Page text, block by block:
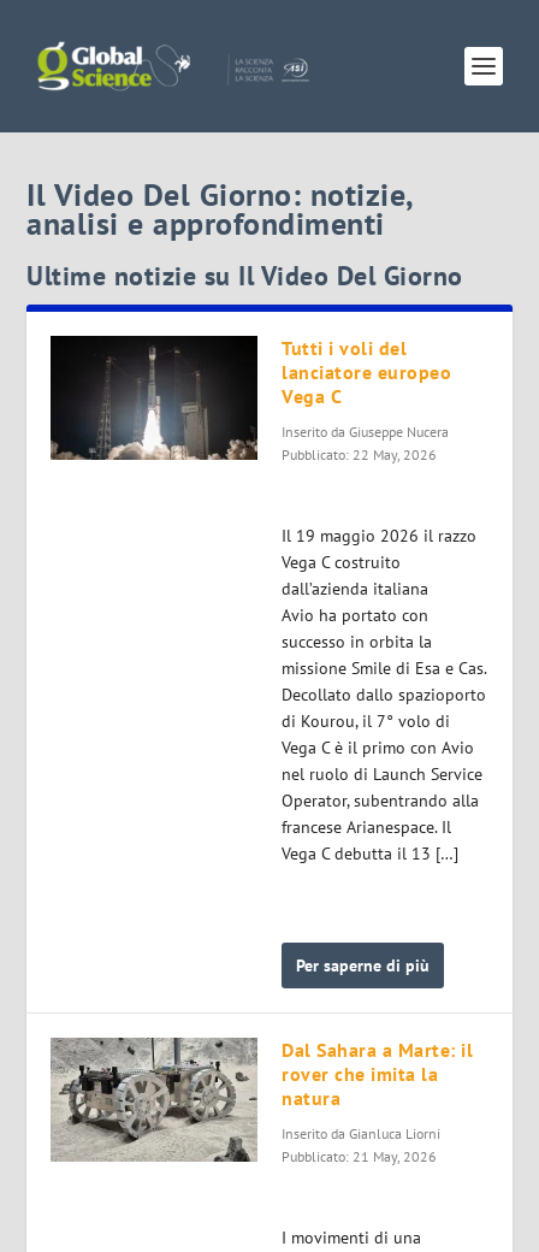
Il Video Del Giorno: notizie,
analisi e approfondimenti
Ultime notizie su Il Video Del Giorno
Tutti i voli del
lanciatore europeo
Vega C
Inserito da Giuseppe Nucera
Pubblicato: 22 May, 2026
Il 19 maggio 2026 il razzo
Vega C costruito
dall’azienda italiana
Avio ha portato con
successo in orbita la
missione Smile di Esa e Cas.
Decollato dallo spazioporto
di Kourou, il 7° volo di
Vega C è il primo con Avio
nel ruolo di Launch Service
Operator, subentrando alla
francese Arianespace. Il
Vega C debutta il 13 […]
Per saperne di più
Dal Sahara a Marte: il
rover che imita la
natura
Inserito da Gianluca Liorni
Pubblicato: 21 May, 2026
I movimenti di una